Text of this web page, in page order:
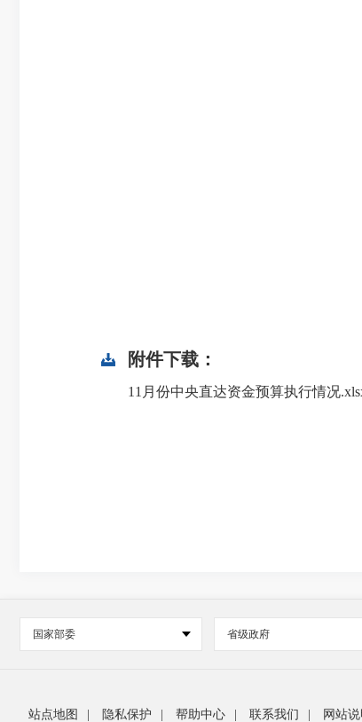
附件下载：
11月份中央直达资金预算执行情况
国家部委 省级政府
站点地图 隐私保护 帮助中心 联系我们 网站说